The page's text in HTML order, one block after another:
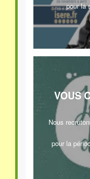
pour la
VOUS
Nous
pour la